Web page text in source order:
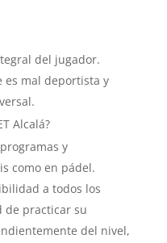
del jugador.
mal deportista y
Alcalá?
y
como en pádel.
a todos los
de practicar su
del nivel,